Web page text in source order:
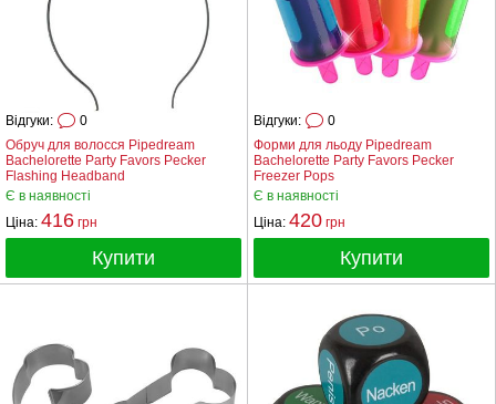
Обруч для волосся Pipedream
Bachelorette Party Favors Pecker
Flashing Headband
Відгуки: 0
Є в наявності
Ціна: 416 грн
Купити
Форми для льоду Pipedream
Bachelorette Party Favors Pecker
Freezer Pops
Відгуки: 0
Є в наявності
Ціна: 420 грн
Купити